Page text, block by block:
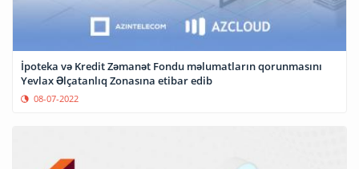
İpoteka və Kredit Zəmanət Fondu məlumatların qorunmasını
Yevlax Əlçatanlıq Zonasına etibar edib
08-07-2022